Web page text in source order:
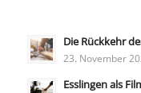
Die Rückkehr
23. November
Esslingen als